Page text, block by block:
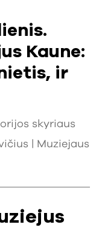
Kaune:
ir
skyriaus
|
Muziejaus